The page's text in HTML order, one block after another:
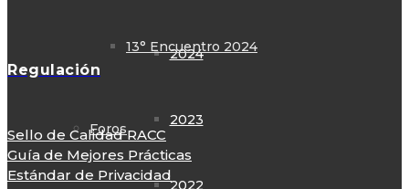
2024
2023
2022
13° Encuentro 2024
Foros
Regulación
Sello de Calidad RACC
Guía de Mejores Prácticas
Estándar de Privacidad